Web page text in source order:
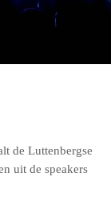
de Luttenbergse
uit de speakers